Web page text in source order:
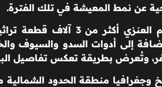
عن نمط المعيشة في تلك الفترة.
كما يحتضن متحف عبدالكريم
إلى أدوات السدو والسيوف
وتُعرض بطريقة تعكس تفاصيل
وجغرافيا منطقة الحدود